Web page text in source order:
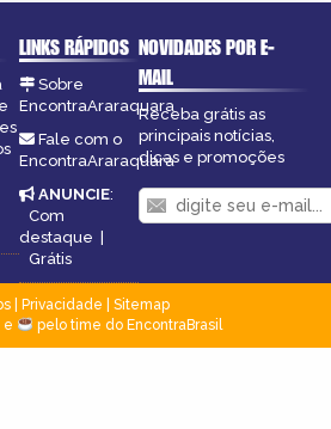
LINKS RÁPIDOS
Sobre
EncontraAraraquara
Fale com o
EncontraAraraquara
ANUNCIE:
Com
destaque
Grátis
NOVIDADES POR E-
MAIL
Receba grátis as
principais notícias,
dicas e promoções
| Privacidade
Sitemap
e pelo time do EncontraBrasil